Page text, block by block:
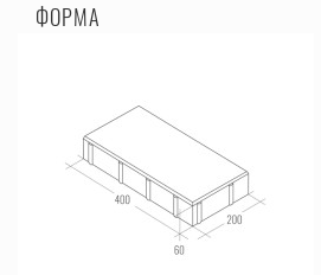
ФОРМА